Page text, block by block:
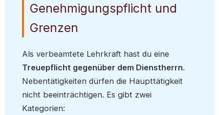
Genehmigungspflicht und
Grenzen
Als verbeamtete Lehrkraft hast du eine
Treuepflicht gegenüber dem Dienstherrn.
Nebentätigkeiten dürfen die Haupttätigkeit
nicht beeinträchtigen. Es gibt zwei
Kategorien: